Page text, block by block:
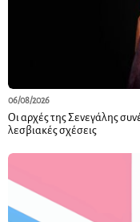
06/08/2026
Οι αρχές της Σενεγάλης
λεσβιακές σχέσεις